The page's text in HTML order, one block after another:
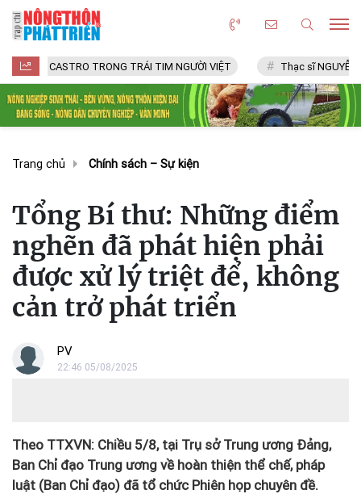
TRONG TRÁI TIM NGƯỜI VIỆT Thạc sĩ NGUYỄN VĂN CHÍ
Trang chủ Chính sách – Sự kiện
Tổng Bí thư: Những điểm
nghẽn đã phát hiện phải
được xử lý triệt để, không
cản trở phát triển
PV
22:46 05/08/2025
Theo TTXVN: Chiều 5/8, tại Trụ sở Trung ương Đảng,
Ban Chỉ đạo Trung ương về hoàn thiện thể chế, pháp
luật (Ban Chỉ đạo) đã tổ chức Phiên họp chuyên đề.